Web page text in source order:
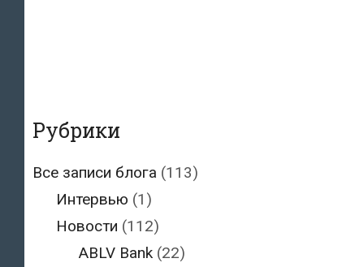
Рубрики
Все записи блога (113)
Интервью (1)
Новости (112)
ABLV Bank (22)